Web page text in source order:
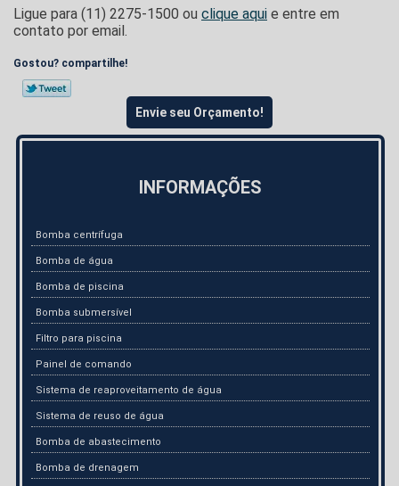
Ligue para (11) 2275-1500 ou clique aqui e entre em
contato por email.
Gostou? compartilhe!
Envie seu Orçamento!
INFORMAÇÕES
Bomba centrífuga
Bomba de água
Bomba de piscina
Bomba submersível
Filtro para piscina
Painel de comando
Sistema de reaproveitamento de água
Sistema de reuso de água
Bomba de abastecimento
Bomba de drenagem